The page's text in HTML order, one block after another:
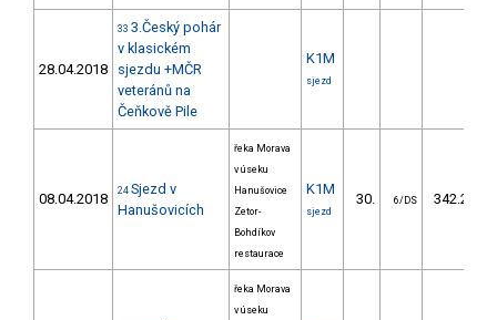
28.04.2018
33 3.Český pohár
v klasickém
sjezdu +MČR
veteránů na
Čeňkově Pile
K1M
sjezd
08.04.2018 24 Sjezd v
Hanušovicích
řeka Morava
v úseku
Hanušovice
Zetor-
Bohdíkov
restaurace
K1M
sjezd
30. 6/DS 342.20
řeka Morava
v úseku